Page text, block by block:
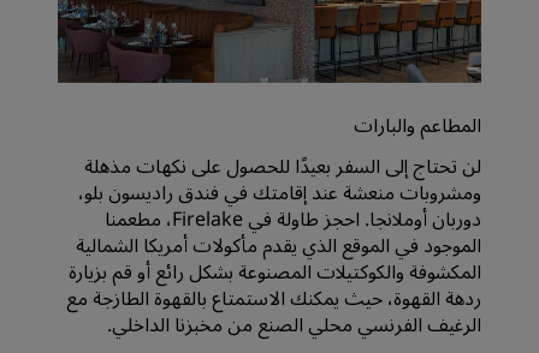
المطاعم والبارات
لن تحتاج إلى السفر بعيدًا للحصول على نكهات مذهلة
ومشروبات منعشة عند إقامتك في فندق راديسون بلو،
دوربان أوملانجا. احجز طاولة في Firelake، مطعمنا
الموجود في الموقع الذي يقدم مأكولات أمريكا الشمالية
المكشوفة والكوكتيلات المصنوعة بشكل رائع أو قم بزيارة
ردهة القهوة، حيث يمكنك الاستمتاع بالقهوة الطازجة مع
الرغيف الفرنسي محلي الصنع من مخبزنا الداخلي.